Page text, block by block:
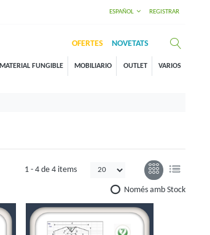
ESPAÑOL REGISTRAR
OFERTES NOVETATS
MATERIAL FUNGIBLE MOBILIARIO OUTLET VARIOS
1 - 4 de 4 items
Només amb Stock